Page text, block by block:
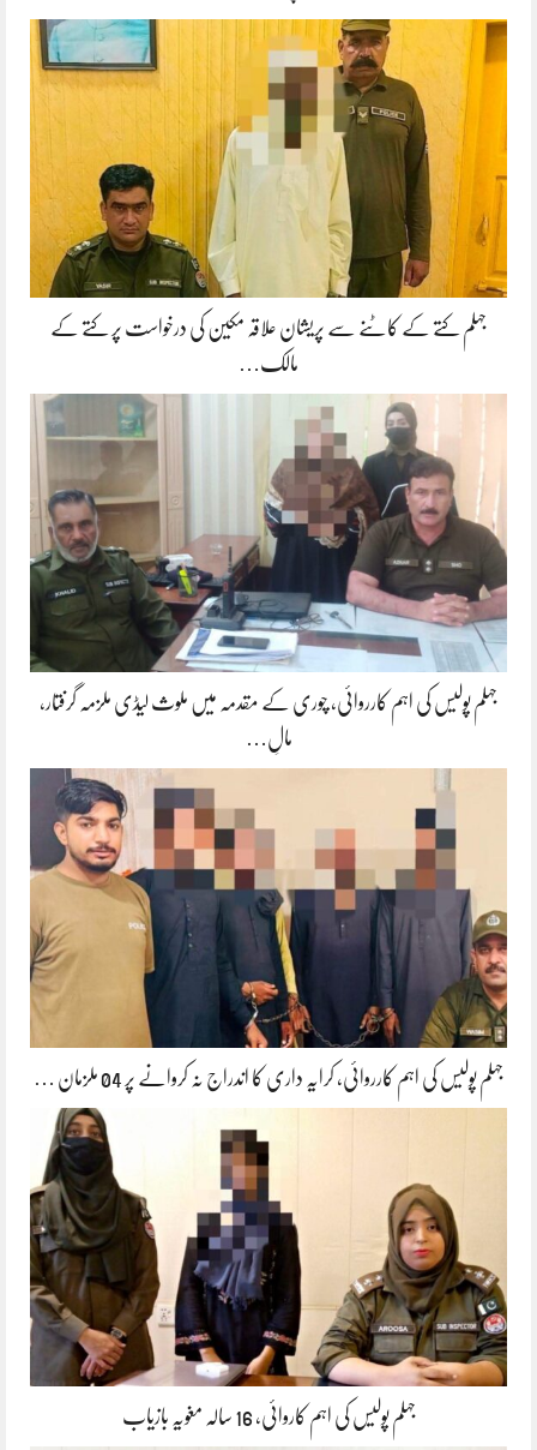
جہلم کتے کے کاٹنے سے پریشان علاقہ مکین کی درخواست پر کتے کے
مالک…
جہلم پولیس کی اہم کارروائی، چوری کے مقدمہ میں ملوث لیڈی ملزمہ گرفتار،
مالِ…
جہلم پولیس کی اہم کارروائی، کرایہ داری کا اندراج نہ کروانے پر 04 ملزمان …
جہلم پولیس کی اہم کاروائی، 16 سالہ مغویہ بازیاب